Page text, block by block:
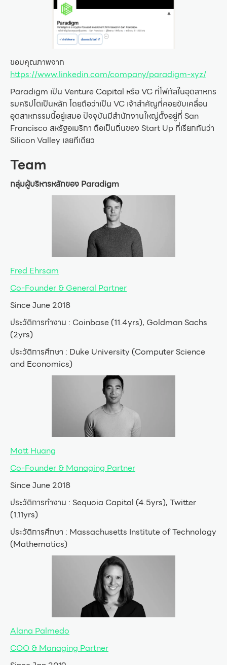
ขอบคุณภาพจาก
https://www.linkedin.com/company/paradigm-xyz/
Paradigm เป็น Venture Capital หรือ VC ที่โฟกัสในอุตสาหกร
รมคริปโตเป็นหลัก โดยถือว่าเป็น VC เจ้าสำคัญที่คอยขับเคลื่อน
อุตสาหกรรมนี้อยู่เสมอ ปัจจุบันมีสำนักงานใหญ่ตั้งอยู่ที่ San
Francisco สหรัฐอเมริกา ถือเป็นถิ่นของ Start Up ที่เรียกกันว่า
Silicon Valley เลยทีเดียว
Team
กลุ่มผู้บริหารหลักของ Paradigm
Fred Ehrsam
Co-Founder & General Partner
Since June 2018
ประวัติการทำงาน : Coinbase (11.4yrs), Goldman Sachs
(2yrs)
ประวัติการศึกษา : Duke University (Computer Science
and Economics)
Matt Huang
Co-Founder & Managing Partner
Since June 2018
ประวัติการทำงาน : Sequoia Capital (4.5yrs), Twitter
(1.11yrs)
ประวัติการศึกษา : Massachusetts Institute of Technology
(Mathematics)
Alana Palmedo
COO & Managing Partner